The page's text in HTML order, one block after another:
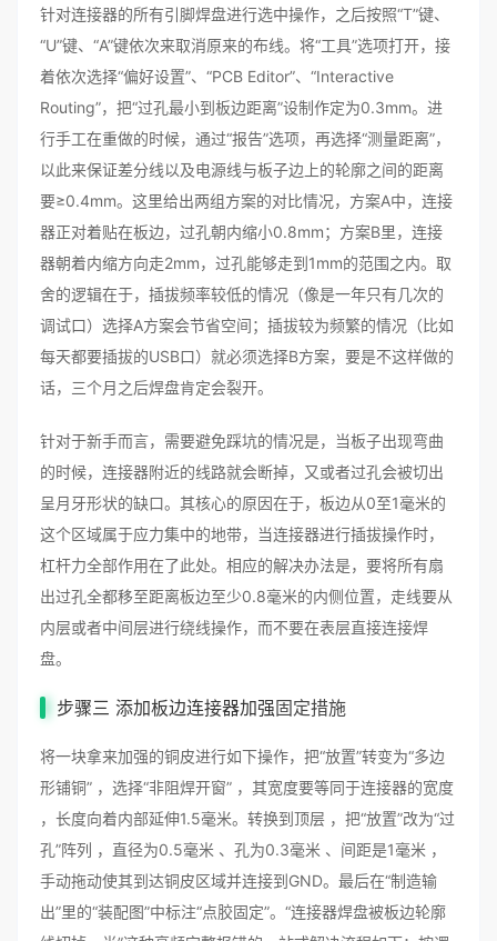
针对连接器的所有引脚焊盘进行选中操作，之后按照“T”键、
“U”键、“A”键依次来取消原来的布线。将“工具”选项打开，接
着依次选择“偏好设置”、“PCB Editor”、“Interactive
Routing”，把“过孔最小到板边距离”设制作定为0.3mm。进
行手工在重做的时候，通过“报告”选项，再选择“测量距离”，
以此来保证差分线以及电源线与板子边上的轮廓之间的距离
要≥0.4mm。这里给出两组方案的对比情况，方案A中，连接
器正对着贴在板边，过孔朝内缩小0.8mm；方案B里，连接
器朝着内缩方向走2mm，过孔能够走到1mm的范围之内。取
舍的逻辑在于，插拔频率较低的情况（像是一年只有几次的
调试口）选择A方案会节省空间；插拔较为频繁的情况（比如
每天都要插拔的USB口）就必须选择B方案，要是不这样做的
话，三个月之后焊盘肯定会裂开。
针对于新手而言，需要避免踩坑的情况是，当板子出现弯曲
的时候，连接器附近的线路就会断掉，又或者过孔会被切出
呈月牙形状的缺口。其核心的原因在于，板边从0至1毫米的
这个区域属于应力集中的地带，当连接器进行插拔操作时，
杠杆力全部作用在了此处。相应的解决办法是，要将所有扇
出过孔全都移至距离板边至少0.8毫米的内侧位置，走线要从
内层或者中间层进行绕线操作，而不要在表层直接连接焊
盘。
步骤三 添加板边连接器加强固定措施
将一块拿来加强的铜皮进行如下操作，把“放置”转变为“多边
形铺铜” ，选择“非阻焊开窗” ，其宽度要等同于连接器的宽度
，长度向着内部延伸1.5毫米。转换到顶层 ，把“放置”改为“过
孔”阵列 ，直径为0.5毫米 、孔为0.3毫米 、间距是1毫米 ，
手动拖动使其到达铜皮区域并连接到GND。最后在“制造输
出”里的“装配图”中标注“点胶固定”。“连接器焊盘被板边轮廓